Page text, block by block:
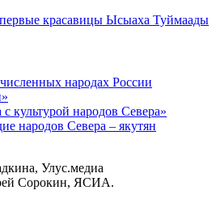
красавицы Ысыаха Туймаады
народах России
с культурой народов Севера»
народов Севера – якутян
Улус.медиа
Сорокин, ЯСИА.